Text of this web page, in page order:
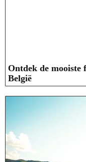
Ontdek de mooiste
België